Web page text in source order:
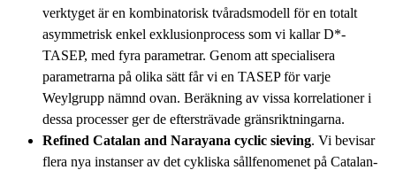
verktyget är en kombinatorisk tvåradsmodell för en totalt
asymmetrisk enkel exklusionprocess som vi kallar D*-
TASEP, med fyra parametrar. Genom att specialisera
parametrarna på olika sätt får vi en TASEP för varje
Weylgrupp nämnd ovan. Beräkning av vissa korrelationer i
dessa processer ger de eftersträvade gränsriktningarna.
Refined Catalan and Narayana cyclic sieving. Vi bevisar
flera nya instanser av det cykliska sållfenomenet på Catalan-